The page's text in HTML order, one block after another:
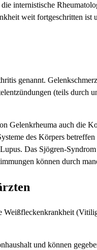
internistische
weit fortgeschritten
genannt.
(teils durch
Gelenkrheuma auch die
des Körpers
Das Sjögren-
können durch
und können